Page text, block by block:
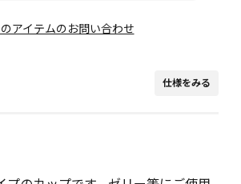
アイテムのお問い合わせ
仕様をみる